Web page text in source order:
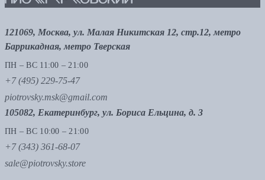
121069, Москва, ул. Малая Никитская 12, стр.12, метро
Баррикадная, метро Тверская
ПН – ВС 11:00 – 21:00
+7 (495) 229-75-47
piotrovsky.msk@gmail.com
105082, Екатеринбург, ул. Бориса Ельцина, д. 3
ПН – ВС 10:00 – 21:00
+7 (343) 361-68-07
sale@piotrovsky.store